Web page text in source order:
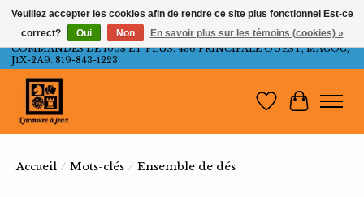
LIVRAISON GRATUITE AU QUÉBEC ET ONTARIO POUR LES
COMMANDES DE 100$ ET PLUS. 436 PRINCIPALE OUEST, MAGOG,
J1X-2A9. 819-843-1223
Liste dePanier
Accueil / Mots-clés / Ensemble de dés
Veuillez accepter les cookies afin de rendre ce site plus fonctionnel Est-ce
correct?
Oui Non En savoir plus sur les témoins (cookies) »